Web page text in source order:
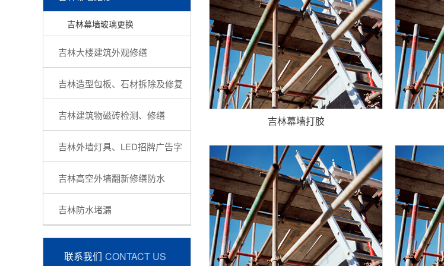
吉林幕墙玻璃更换
吉林‎大楼建筑外观修缮‎
吉林造型包板、石材拆除及修复
吉林‎建筑物磁砖检测、修缮‎
吉林‎外墙灯具、LED招牌广告字‎
吉林‎高空外墙翻新修缮防水‎
吉林防水堵漏
联系我们 CONTACT US
吉林幕墙打胶